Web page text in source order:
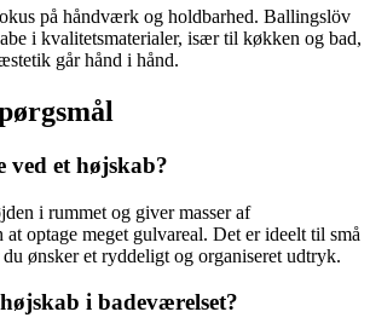
på håndværk og holdbarhed. Ballingslöv
i kvalitetsmaterialer, især til køkken og bad,
går hånd i hånd.
ved et højskab?
i rummet og giver masser af
at optage meget gulvareal. Det er ideelt til små
ønsker et ryddeligt og organiseret udtryk.
i badeværelset?